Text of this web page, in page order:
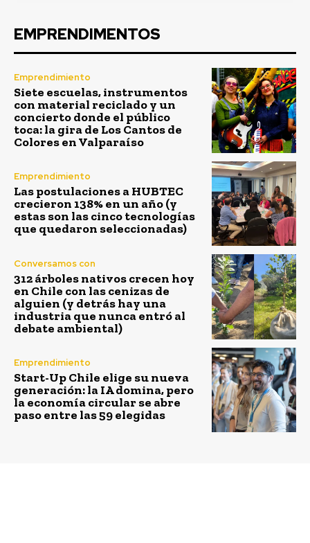
EMPRENDIMENTOS
Emprendimiento
Siete escuelas, instrumentos
con material reciclado y un
concierto donde el público
toca: la gira de Los Cantos de
Colores en Valparaíso
Emprendimiento
Las postulaciones a HUBTEC
crecieron 138% en un año (y
estas son las cinco tecnologías
que quedaron seleccionadas)
Conversamos con
312 árboles nativos crecen hoy
en Chile con las cenizas de
alguien (y detrás hay una
industria que nunca entró al
debate ambiental)
Emprendimiento
Start-Up Chile elige su nueva
generación: la IA domina, pero
la economía circular se abre
paso entre las 59 elegidas